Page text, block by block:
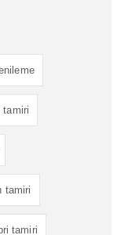
tamiri
tamiri
tamiri